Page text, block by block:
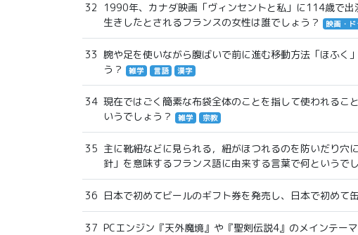
32
1990年、カナダ映画「ヴィンセントと私」に114歳で
生きしたとされるフランスの女性は誰でしょう？
映画・ド
33 腕や足を使いながら腹ばいで前に進む移動方法「ほふく
う？
雑学 言語 漢字
34 現在ではごく簡素な布袋全体のことを指して使われるこ
いうでしょう？
雑学 宗教
35 主に靴紐などに見られる，紐がほつれるのを防いだり穴
針」を意味するフランス語に由来する言葉で何というで
36 日本で初めてビールのギフト券を発売し、日本で初めて
37 PCエンジン『天外魔境』や『聖剣伝説4』のメインテー